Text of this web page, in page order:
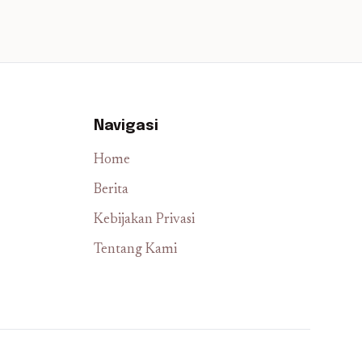
Navigasi
Home
Berita
Kebijakan Privasi
Tentang Kami